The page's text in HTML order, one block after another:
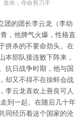
发布：夺命剪刀手
团的团长李云龙（李幼
，他脾气火爆，性格直
拼杀的不要命劲头。在
本部队接连败下阵来，
抗日战争时期，他与国
却又不得不在徐蚌会战
李云龙喜欢上善良可人
到一起。在随后几十年
同经历着这个国家的沧